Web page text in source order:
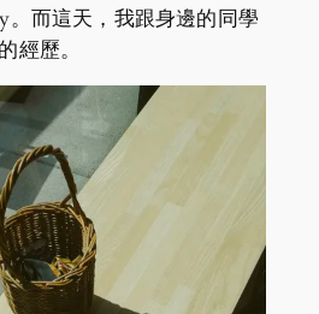
。而這天，我跟身邊的同學
經歷。